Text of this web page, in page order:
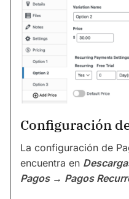
Configuración
La configuración de
encuentra en
Pagos → Pagos